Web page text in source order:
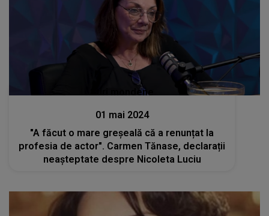
Stiri mondene
01 mai 2024
"A făcut o mare greșeală că a renunțat la
profesia de actor". Carmen Tănase, declarații
neașteptate despre Nicoleta Luciu